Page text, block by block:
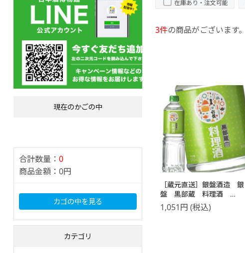
現在のかごの中
合計数量： 0
商品金額： 0円
カゴの中を見る
カテゴリ
在庫あり・注文可能
3件の商品がございます。
［蔵元直送］銀盤酒造 銀
盤 黒部蔵 料理酒
1000ml
1,051円 (税込)